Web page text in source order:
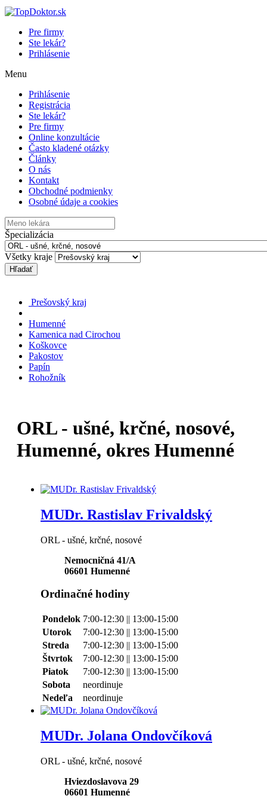
Pre firmy
Ste lekár?
Prihlásenie
Menu
Prihlásenie
Registrácia
Ste lekár?
Pre firmy
Online konzultácie
Často kladené otázky
Články
O nás
Kontakt
Obchodné podmienky
Osobné údaje a cookies
Špecializácia
Všetky kraje
Hľadať
Prešovský kraj
Humenné
Kamenica nad Cirochou
Koškovce
Pakostov
Papín
Rohožník
ORL - ušné, krčné, nosové,
Humenné, okres Humenné
MUDr. Rastislav Frivaldský
ORL - ušné, krčné, nosové
Nemocničná 41/A
06601 Humenné
Ordinačné hodiny
Pondelok 7:00-12:30 || 13:00-15:00
Utorok
7:00-12:30 || 13:00-15:00
Streda
7:00-12:30 || 13:00-15:00
Štvrtok
7:00-12:30 || 13:00-15:00
Piatok
7:00-12:30 || 13:00-15:00
Sobota
neordinuje
Nedeľa
neordinuje
MUDr. Jolana Ondovčíková
ORL - ušné, krčné, nosové
Hviezdoslavova 29
06601 Humenné